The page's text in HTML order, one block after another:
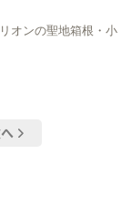
オンの聖地箱根・小